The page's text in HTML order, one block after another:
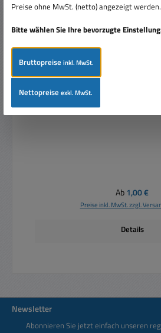
USA Netzstecker US Stecker
Regulärer
Ab1,00 €
Preise inkl. MwSt. zzgl.
Details
Newsletter
Abonnieren Sie jetzt einfach unseren
Preise ohne MwSt. (netto) angezeigt werden.
Bitte wählen Sie Ihre bevorzugte
Bruttopreiseinkl. MwSt.
Nettopreiseexkl. MwSt.